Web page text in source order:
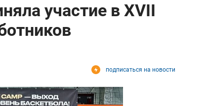
участие в XVII
подписаться на новости